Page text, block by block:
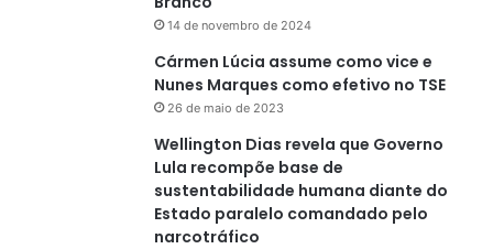
14 de novembro de 2024
Cármen Lúcia assume como vice e
Nunes Marques como efetivo no TSE
26 de maio de 2023
Wellington Dias revela que Governo
Lula recompõe base de
sustentabilidade humana diante do
Estado paralelo comandado pelo
narcotráfico